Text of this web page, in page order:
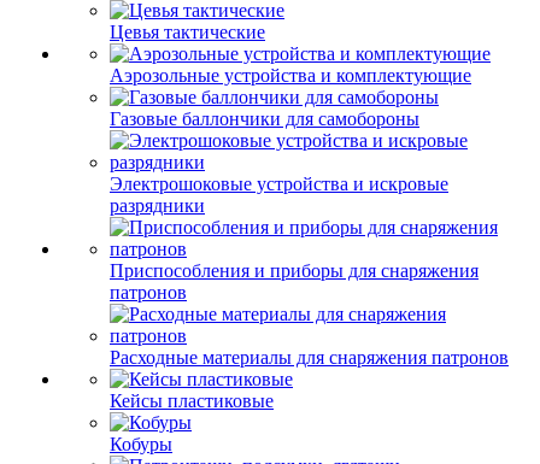
Цевья тактические
Аэрозольные устройства и комплектующие
Газовые баллончики для самобороны
Электрошоковые устройства и искровые
разрядники
Приспособления и приборы для снаряжения
патронов
Расходные материалы для снаряжения патронов
Кейсы пластиковые
Кобуры